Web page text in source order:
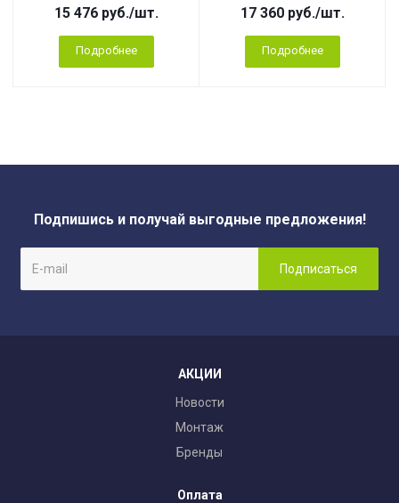
15 476 руб./шт.
Подробнее
17 360 руб./шт.
Подробнее
Подпишись и получай выгодные предложения!
АКЦИИ
Новости
Монтаж
Бренды
Оплата